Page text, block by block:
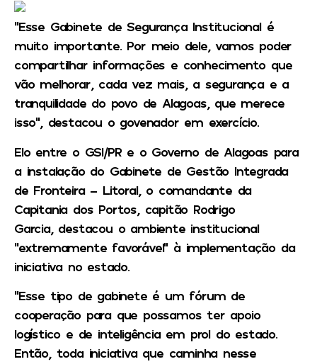
“Esse Gabinete de Segurança Institucional é
muito importante. Por meio dele, vamos poder
compartilhar informações e conhecimento que
vão melhorar, cada vez mais, a segurança e a
tranquilidade do povo de Alagoas, que merece
isso”, destacou o govenador em exercício.
Elo entre o GSI/PR e o Governo de Alagoas para
a instalação do Gabinete de Gestão Integrada
de Fronteira – Litoral, o comandante da
Capitania dos Portos, capitão Rodrigo
Garcia, destacou o ambiente institucional
“extremamente favorável” à implementação da
iniciativa no estado.
“Esse tipo de gabinete é um fórum de
cooperação para que possamos ter apoio
logístico e de inteligência em prol do estado.
Então, toda iniciativa que caminha nesse